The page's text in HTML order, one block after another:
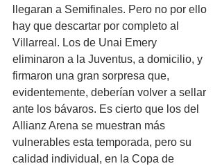
llegaran a Semifinales. Pero no por ello
hay que descartar por completo al
Villarreal. Los de Unai Emery
eliminaron a la Juventus, a domicilio, y
firmaron una gran sorpresa que,
evidentemente, deberían volver a sellar
ante los bávaros. Es cierto que los del
Allianz Arena se muestran más
vulnerables esta temporada, pero su
calidad individual, en la Copa de